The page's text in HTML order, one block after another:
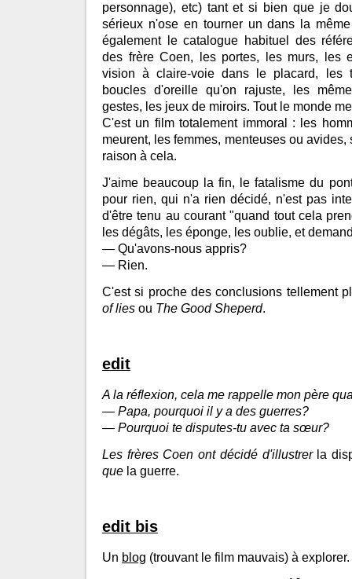
personnage), etc) tant et si bien que je
sérieux n'ose en tourner un dans la
également le catalogue habituel des
des frère Coen, les portes, les murs, les
vision à claire-voie dans le placard, les
boucles d'oreille qu'on rajuste, les
gestes, les jeux de miroirs. Tout le monde
C'est un film totalement immoral : les
meurent, les femmes, menteuses ou
raison à cela.
J'aime beaucoup la fin, le fatalisme du
pour rien, qui n'a rien décidé, n'est pas
d'être tenu au courant "quand tout cela
les dégâts, les éponge, les oublie, et
— Qu'avons-nous appris?
— Rien.
C'est si proche des conclusions tellement
of lies ou The Good Sheperd.
edit
A la réflexion, cela me rappelle mon père
— Papa, pourquoi il y a des guerres?
— Pourquoi te disputes-tu avec ta sœur?
Les frères Coen ont décidé d'illustrer la
que la guerre.
edit bis
Un blog (trouvant le film mauvais) à explorer.